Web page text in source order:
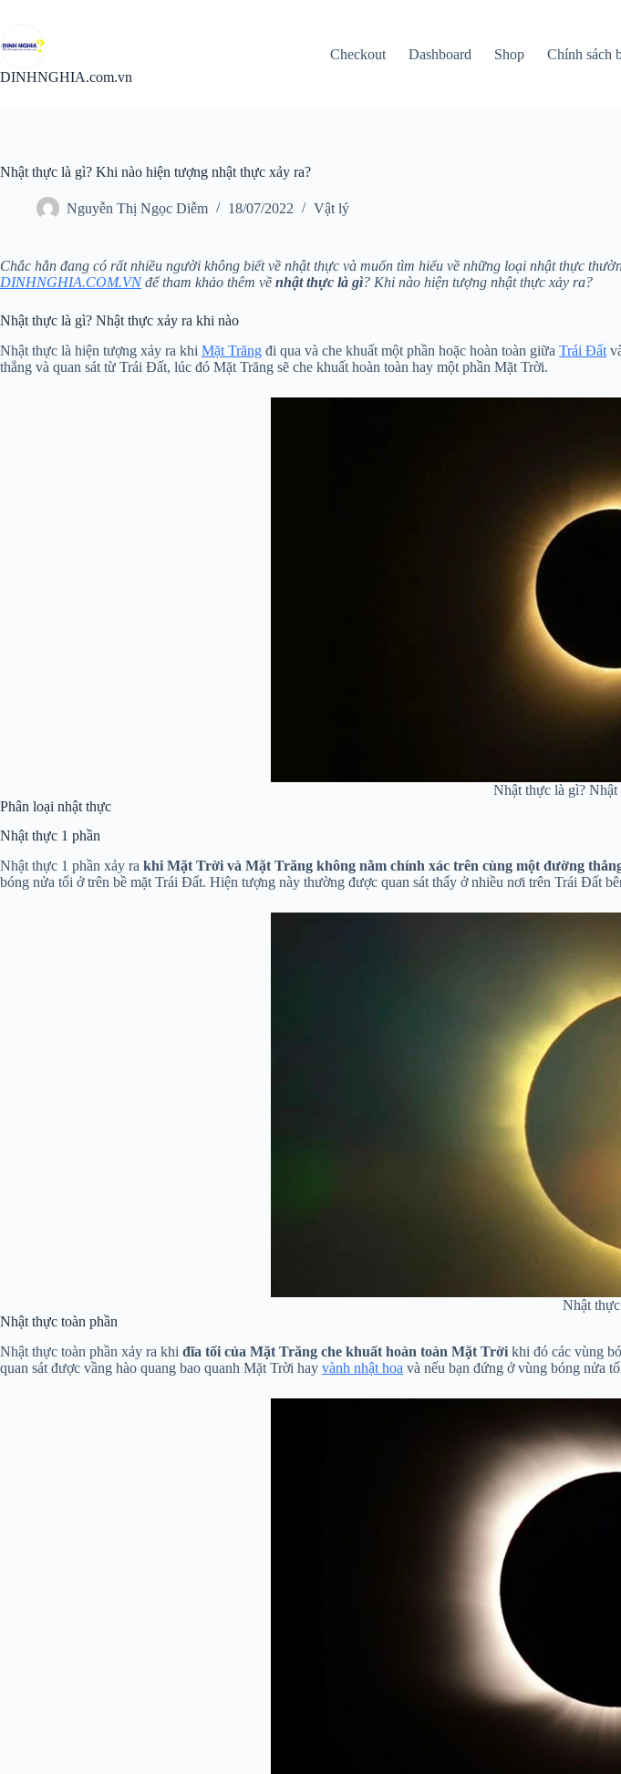
phần
nội
dung
DINHNGHIA.com.vn
Checkout Dashboard Shop Chính sách
Nhật thực là gì? Khi nào hiện tượng nhật thực xảy ra?
Nguyễn Thị Ngọc Diễm 18/07/2022 Vật lý
Chắc hẳn đang có rất nhiều người không biết về nhật thực và muốn tìm hiểu về những loại nhật thực
DINHNGHIA.COM.VNđể tham khảo thêm về nhật thực là gì? Khi nào hiện tượng nhật thực xảy ra?
Nhật thực là gì? Nhật thực xảy ra khi nào
Nhật thực là hiện tượng xảy ra khi Mặt Trăng đi qua và che khuất một phần hoặc hoàn toàn giữa Trái Đất
thẳng và quan sát từ Trái Đất, lúc đó Mặt Trăng sẽ che khuất hoàn toàn hay một phần Mặt Trời.
Nhật thực là gì?
Phân loại nhật thực
Nhật thực 1 phần
Nhật thực 1 phần xảy ra khi Mặt Trời và Mặt Trăng không nằm chính xác trên cùng một đường
bóng nửa tối ở trên bề mặt Trái Đất. Hiện tượng này thường được quan sát thấy ở nhiều nơi trên Trái Đất
Nhật
Nhật thực toàn phần
Nhật thực toàn phần xảy ra khi đĩa tối của Mặt Trăng che khuất hoàn toàn Mặt Trời khi đó các vùng
quan sát được vầng hào quang bao quanh Mặt Trời hay vành nhật hoa và nếu bạn đứng ở vùng bóng nửa